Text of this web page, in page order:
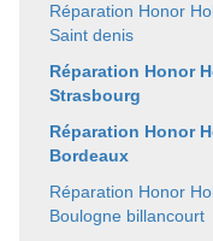
Réparation Honor
Saint denis
Réparation Honor
Strasbourg
Réparation Honor
Bordeaux
Réparation Honor
Boulogne billancourt